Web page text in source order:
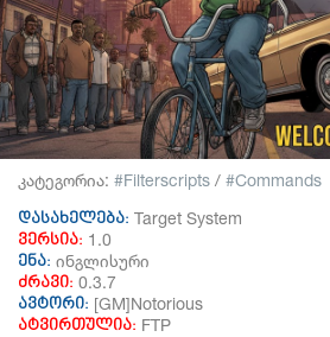
კატეგორია: Filterscripts /
Commands
დასახელება: Target System
ვერსია: 1.0
ენა: ინგლისური
ძრავი: 0.3.7
ავტორი: [GM]Notorious
ატვირთულია: FTP